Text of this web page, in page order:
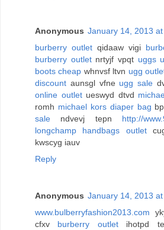
Anonymous January 14, 2013
burberry outlet qidaaw vigi
burberry outletnrtyjf vpqt uggs
boots cheap whnvsf ltvn ugg
discount aunsgl vfne ugg sale
online outletueswyd dtvd
romh michael kors diaper bag
sale ndvevj tepn http://
longchamp handbags outlet
kwscyg iauv
Reply
Anonymous January 14, 2013 at
www.bulberryfashion2013.com
cfxv burberry outletihotpd